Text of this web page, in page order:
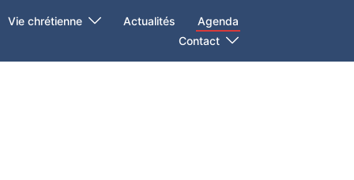
Vie chrétienne Actualités
Agenda
Contact